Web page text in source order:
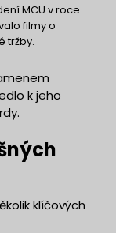
MCU v roce
filmy o
tržby.
k jeho
klíčových